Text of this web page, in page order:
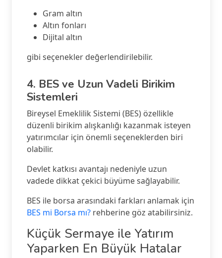
Gram altın
Altın fonları
Dijital altın
gibi seçenekler değerlendirilebilir.
4. BES ve Uzun Vadeli Birikim
Sistemleri
Bireysel Emeklilik Sistemi (BES) özellikle
düzenli birikim alışkanlığı kazanmak isteyen
yatırımcılar için önemli seçeneklerden biri
olabilir.
Devlet katkısı avantajı nedeniyle uzun
vadede dikkat çekici büyüme sağlayabilir.
BES ile borsa arasındaki farkları anlamak için
BES mi Borsa mı? rehberine göz atabilirsiniz.
Küçük Sermaye ile Yatırım
Yaparken En Büyük Hatalar